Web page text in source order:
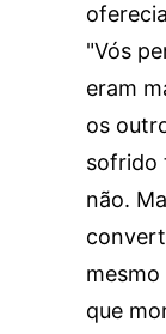
"Vós
eram
os
sofrido
não.
que